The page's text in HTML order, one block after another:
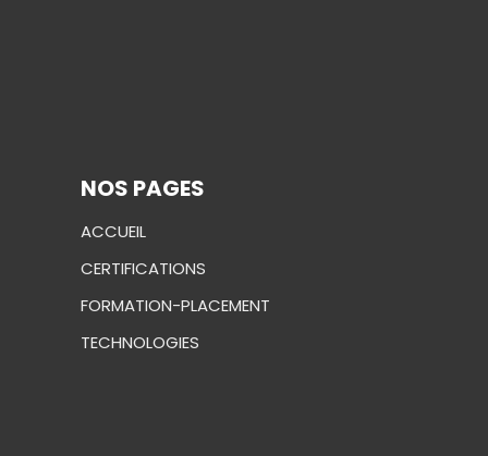
NOS PAGES
ACCUEIL
CERTIFICATIONS
FORMATION-PLACEMENT
TECHNOLOGIES